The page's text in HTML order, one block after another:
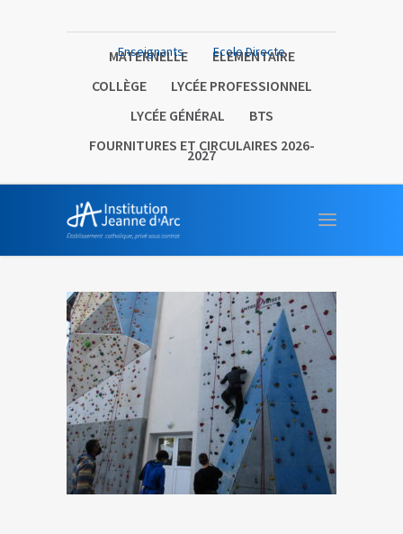
MATERNELLE
ELEMENTAIRE
COLLÈGE
LYCÉE PROFESSIONNEL
LYCÉE GÉNÉRAL
BTS
FOURNITURES ET CIRCULAIRES 2026-
2027
Enseignants Ecole Directe